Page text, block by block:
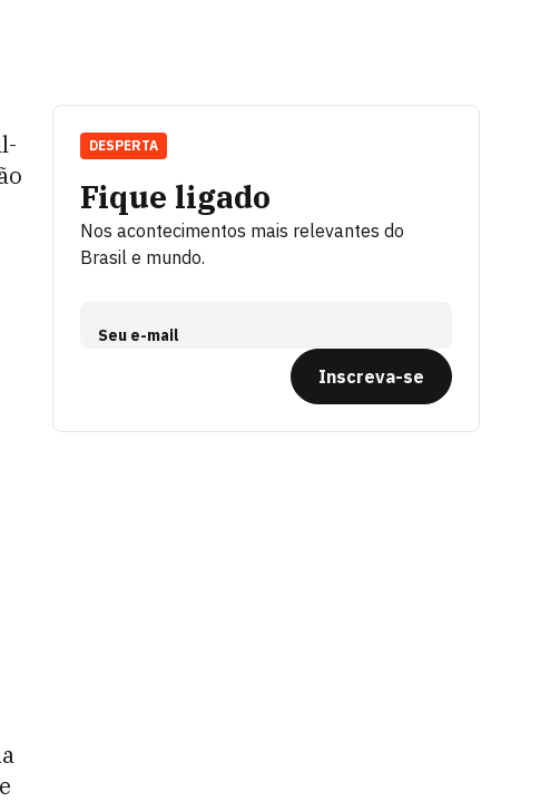
Fique ligado
Nos acontecimentos mais relevantes do
Brasil e mundo.
Seu e-mail
Inscreva-se
DESPERTA